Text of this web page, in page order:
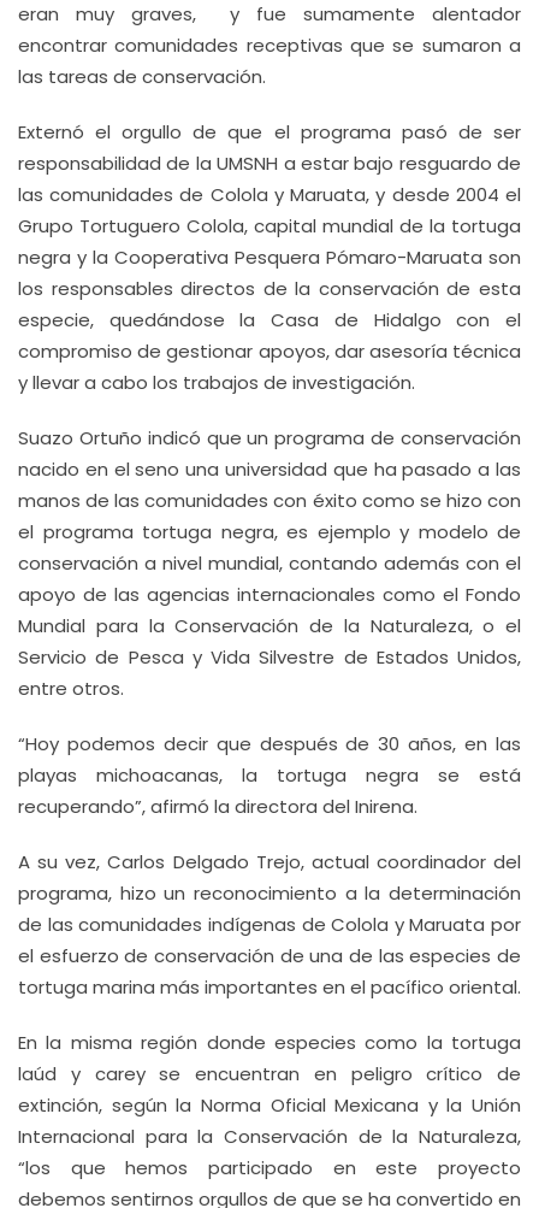
eran muy graves, y fue sumamente alentador
encontrar comunidades receptivas que se sumaron a
las tareas de conservación.
Externó el orgullo de que el programa pasó de ser
responsabilidad de la UMSNH a estar bajo resguardo de
las comunidades de Colola y Maruata, y desde 2004 el
Grupo Tortuguero Colola, capital mundial de la tortuga
negra y la Cooperativa Pesquera Pómaro-Maruata son
los responsables directos de la conservación de esta
especie, quedándose la Casa de Hidalgo con el
compromiso de gestionar apoyos, dar asesoría técnica
y llevar a cabo los trabajos de investigación.
Suazo Ortuño indicó que un programa de conservación
nacido en el seno una universidad que ha pasado a las
manos de las comunidades con éxito como se hizo con
el programa tortuga negra, es ejemplo y modelo de
conservación a nivel mundial, contando además con el
apoyo de las agencias internacionales como el Fondo
Mundial para la Conservación de la Naturaleza, o el
Servicio de Pesca y Vida Silvestre de Estados Unidos,
entre otros.
“Hoy podemos decir que después de 30 años, en las
playas michoacanas, la tortuga negra se está
recuperando”, afirmó la directora del Inirena.
A su vez, Carlos Delgado Trejo, actual coordinador del
programa, hizo un reconocimiento a la determinación
de las comunidades indígenas de Colola y Maruata por
el esfuerzo de conservación de una de las especies de
tortuga marina más importantes en el pacífico oriental.
En la misma región donde especies como la tortuga
laúd y carey se encuentran en peligro crítico de
extinción, según la Norma Oficial Mexicana y la Unión
Internacional para la Conservación de la Naturaleza,
“los que hemos participado en este proyecto
debemos sentirnos orgullos de que se ha convertido en